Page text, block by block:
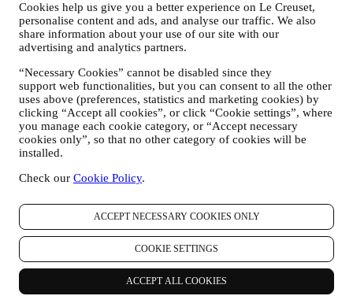
Cookies help us give you a better experience on Le Creuset,
personalise content and ads, and analyse our traffic. We also
share information about your use of our site with our
advertising and analytics partners.
“Necessary Cookies” cannot be disabled since they
support web functionalities, but you can consent to all the other
uses above (preferences, statistics and marketing cookies) by
clicking “Accept all cookies”, or click “Cookie settings”, where
you manage each cookie category, or “Accept necessary
cookies only”, so that no other category of cookies will be
installed.
Check our Cookie Policy.
ACCEPT NECESSARY COOKIES ONLY
COOKIE SETTINGS
ACCEPT ALL COOKIES
administratieve doeleinden die verband houden met onze
contractuele relatie met u, zoals de boekhouding, facturering
en controle, verificatie van betaalkaarten, fraudescreening,
veiligheid, beveiliging, systeemtests, onderhoud en statistische
analyse. Af en toe moeten we mogelijk om administratieve of
operationele redenen contact met u opnemen. Bijvoorbeeld
om u een bevestiging van uw aankoop te sturen. We zullen
uw persoonsgegevens ook gebruiken om uw verzoeken te
beantwoorden die via onze Websiteformulieren of andere
kanalen worden verzonden. Deze verwerkingsactiviteit is
vereist om ons in staat te stellen onze diensten aan u te
ons legitiem belang (naar behoren rekening houdend met uw
geval u artikelen aan onze online winkelwagen hebt
aankoop niet binnen een bepaalde periode afrondt, worden er
geen verdere opvolgingsberichten verzonden.
OM U TE INFORMEREN OVER NIEUWS OF
AANBIEDINGEN VAN LE CREUSET-PRODUCTEN
Als u ermee hebt ingestemd dat wij dit doen (bijvoorbeeld